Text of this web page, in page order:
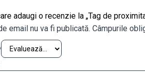
adaugi o recenzie la „Tag de
email nu va fi publicată. Câmpurile